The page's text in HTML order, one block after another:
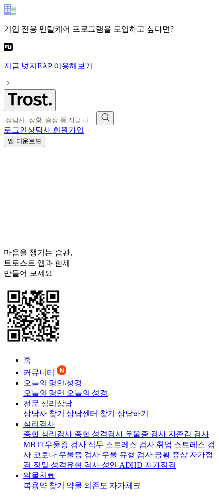
기업 전용 멘탈케어 프로그램을 도입하고 싶다면?
지금 넛지EAP이용해보기
로그인상담사 회원가입
앱 다운로드
마음을 챙기는 습관,
트로스트 앱과 함께
만들어 보세요
홈
커뮤니티
오늘의 명언/성경
오늘의 명언 오늘의 성경
전문 심리상담
상담사 찾기 상담센터 찾기 상담하기
심리검사
종합 심리검사 종합 성격검사 우울증 검사 자존감 검사
MBTI 우울증 검사 직무 스트레스 검사 취업 스트레스 검
사 코로나 우울증 검사 우울 유형 검사 공황 증상 자가점
검 정밀 성격유형 검사 성인 ADHD 자가점검
약물치료
복용약 찾기 약물 의존도 자가체크